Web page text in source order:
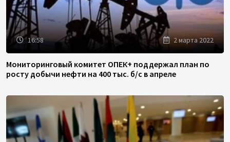
16:58 2 марта 2022
Мониторинговый комитет ОПЕК+ поддержал план по
росту добычи нефти на 400 тыс. б/с в апреле